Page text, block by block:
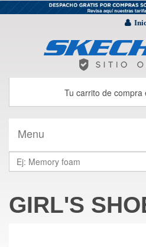
Tu carrito de compra
Menu
GIRL'S